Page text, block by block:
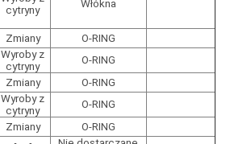
cytryny
Włókna
Zmiany
O-RING
Wyroby z
cytryny
O-RING
Zmiany
O-RING
Wyroby z
cytryny
O-RING
Zmiany
O-RING